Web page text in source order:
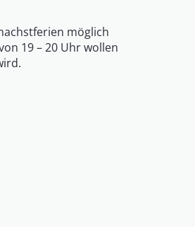
möglich
19 – 20 Uhr wollen